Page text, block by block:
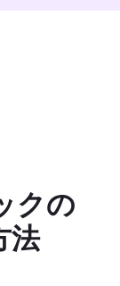
クの
法